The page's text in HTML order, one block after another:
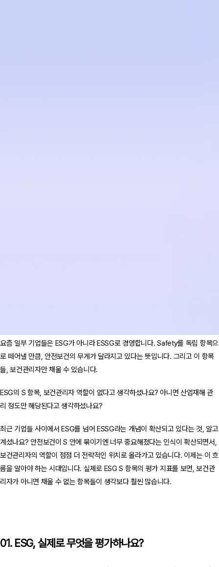
요즘 일부 기업들은 ESG가 아니라 ESSG로 경영합니다. Safety를 독립 항목으
로 떼어낼 만큼, 안전보건의 무게가 달라지고 있다는 뜻입니다. 그리고 이 항목
들, 보건관리자만 채울 수 있습니다.
ESG의 S 항목, 보건관리자 역할이 없다고 생각하셨나요? 아니면 산업재해 관
리 정도만 해당된다고 생각하셨나요?
최근 기업들 사이에서 ESG를 넘어 ESSG라는 개념이 확산되고 있다는 것, 알고
계셨나요? 안전보건이 S 안에 묶이기엔 너무 중요해졌다는 인식이 확산되면서,
보건관리자의 역할이 점점 더 전략적인 위치로 올라가고 있습니다. 이제는 이 흐
름을 알아야 하는 시대입니다. 실제로 ESG S 항목의 평가 지표를 보면, 보건관
리자가 아니면 채울 수 없는 항목들이 생각보다 훨씬 많습니다.
01. ESG, 실제로 무엇을 평가하나요?